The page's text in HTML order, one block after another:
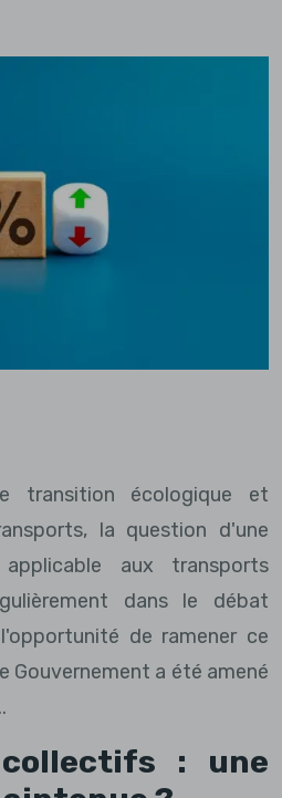
transition écologique et
la question d'une
aux transports
dans le débat
de ramener ce
Gouvernement a été amené
: une